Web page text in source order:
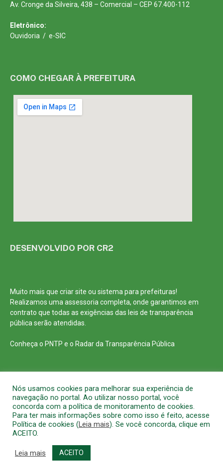
Av. Cronge da Silveira, 438 – Comercial – CEP 67.400-112
Eletrônico:
Ouvidoria / e-SIC
COMO CHEGAR À PREFEITURA
DESENVOLVIDO POR CR2
Muito mais que criar site ou sistema para prefeituras!
Realizamos umaassessoriacompleta, onde garantimos em
contrato que todas as exigências das leis de transparência
públicaserão atendidas.
Conheça o PNTP e o Radar da Transparência Pública
Todos os direitos reservados a Prefeitura Municipal de Barcarena
Mapa do SiteAcessar Área Administrativa Acessar o Webmail
Nós usamos cookies para melhorar sua experiência de
navegação no portal. Ao utilizar nosso portal, você
concorda com a política de monitoramento de cookies.
Para ter mais informações sobre como isso é feito, acesse
Política de cookies (Leia mais). Se você concorda, clique em
ACEITO.
Leia mais ACEITO